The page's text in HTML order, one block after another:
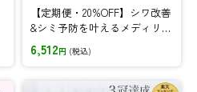
無料】
【定期便・20%OFF】シワ改善
&シミ予防を叶えるメディリン
クルモイスチャークリーム!ナ
イアシンアミド&独自成分メデ
6,512円 (税込)